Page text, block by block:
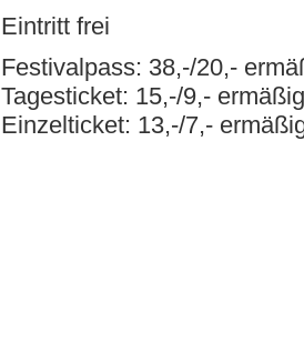
Eintritt frei
Festivalpass: 38,-/20,-
Tagesticket: 15,-/9,-
Einzelticket: 13,-/7,-